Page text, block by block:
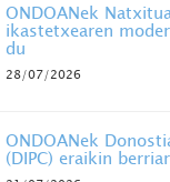
ONDOANek
ikastetxearen
du
28/07/2026
ONDOANek
(DIPC) eraikin